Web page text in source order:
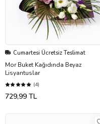
Cumartesi Ücretsiz Teslimat
Mor Buket Kağıdında Beyaz
Lisyantuslar
(4)
729,99 TL